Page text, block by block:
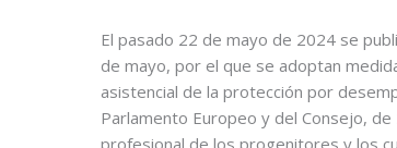
El pasado 22 de mayo de 2024 se
de mayo, por el que se adoptan
asistencial de la protección por
Parlamento Europeo y del Consejo,
profesional de los progenitores y los